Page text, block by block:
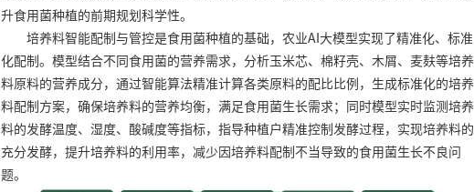
升食用菌种植的前期规划科学性。
培养料智能配制与管控是食用菌种植的基础，农业AI大模型实现了精准化、标准
化配制。模型结合不同食用菌的营养需求，分析玉米芯、棉籽壳、木屑、麦麸等培养
料原料的营养成分，通过智能算法精准计算各类原料的配比比例，生成标准化的培养
料配制方案，确保培养料的营养均衡，满足食用菌生长需求；同时模型实时监测培养
料的发酵温度、湿度、酸碱度等指标，指导种植户精准控制发酵过程，实现培养料的
充分发酵，提升培养料的利用率，减少因培养料配制不当导致的食用菌生长不良问
题。